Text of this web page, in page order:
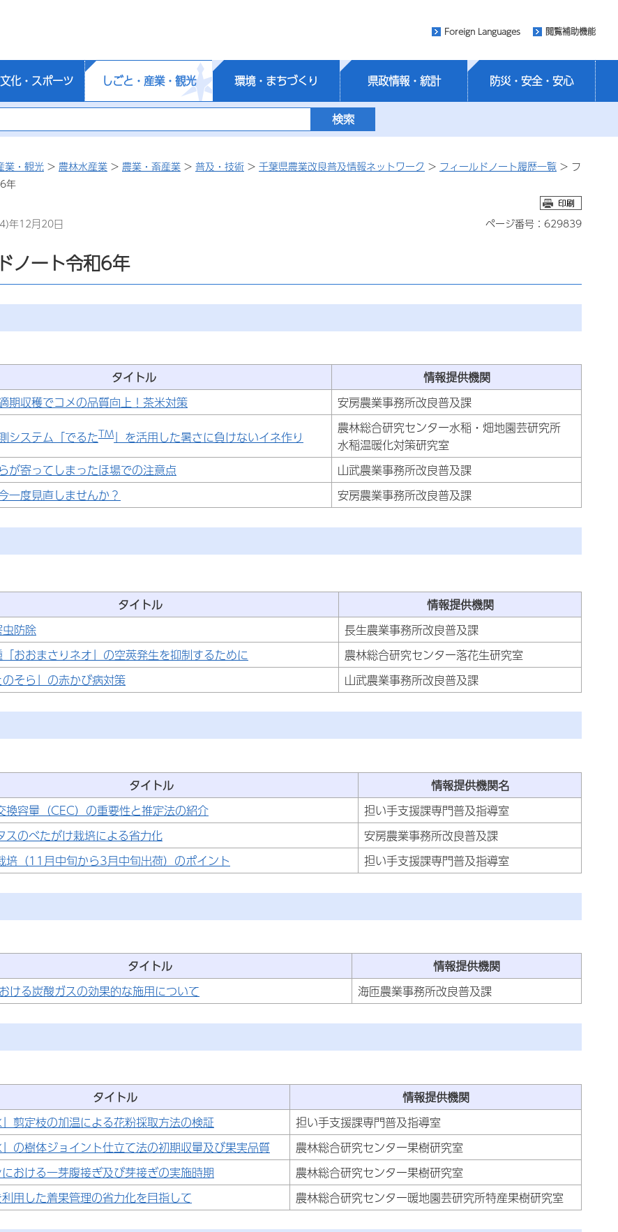
Foreign Languages 閲覧補助機能
化・スポーツ しごと・産業・観光 環境・まちづくり 県政情報・統計 防災・安全・安心
業・観光 > 農林水産業 > 農業・畜産業 > 普及・技術 > 千葉県農業改良普及情報ネットワーク > フィールドノート履歴一覧 > フ
年
年12月20日 ページ番号：629839
ノート令和6年
タイトル
情報提供機関
期収穫でコメの品質向上！茶米対策
安房農業事務所改良普及課
システム「でるたTM」を活用した暑さに負けないイネ作り
農林総合研究センター水稲・畑地園芸研究所
水稲温暖化対策研究室
が寄ってしまったほ場での注意点
山武農業事務所改良普及課
一度見直しませんか？ 安房農業事務所改良普及課
タイトル
情報提供機関
防除
長生農業事務所改良普及課
おおまさりネオ」の空莢発生を抑制するために
農林総合研究センター落花生研究室
そら」の赤かび病対策 山武農業事務所改良普及課
タイトル
情報提供機関名
換容量（CEC）の重要性と推定法の紹介
担い手支援課専門普及指導室
スのべたがけ栽培による省力化
安房農業事務所改良普及課
培（11月中旬から3月中旬出荷）のポイント 担い手支援課専門普及指導室
タイトル
情報提供機関
ける炭酸ガスの効果的な施用について 海匝農業事務所改良普及課
タイトル
情報提供機関
剪定枝の加温による花粉採取方法の検証
担い手支援課専門普及指導室
の樹体ジョイント仕立て法の初期収量及び果実品質
農林総合研究センター果樹研究室
おける一芽腹接ぎ及び芽接ぎの実施時期
農林総合研究センター果樹研究室
用した着果管理の省力化を目指して 農林総合研究センター暖地園芸研究所特産果樹研究室